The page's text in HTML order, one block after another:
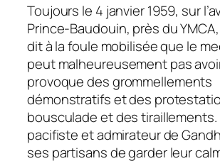
Toujours le 4 janvier 1959, sur
Prince-Baudouin, près du
dit à la foule mobilisée que le
peut malheureusement pas
provoque des grommellements
démonstratifs et des
bousculade et des
pacifiste et admirateur de
ses partisans de garder leur